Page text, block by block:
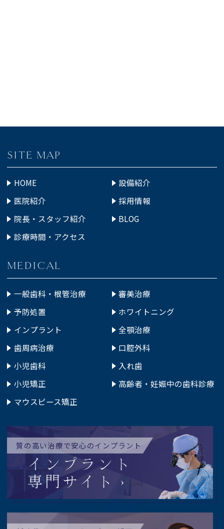
SITE MAP
HOME
医院紹介
院長・スタッフ紹介
診療時間・アクセス
設備紹介
採用情報
BLOG
MEDICAL
一般歯科・根管治療
予防処置
インプラント
歯周病治療
小児歯科
小児矯正
マウスピース矯正
審美治療
ホワイトニング
全顎治療
口腔外科
入れ歯
高齢者・妊娠中の歯科診療
質の高い治療で安心のインプラント
インプラント
専門サイト